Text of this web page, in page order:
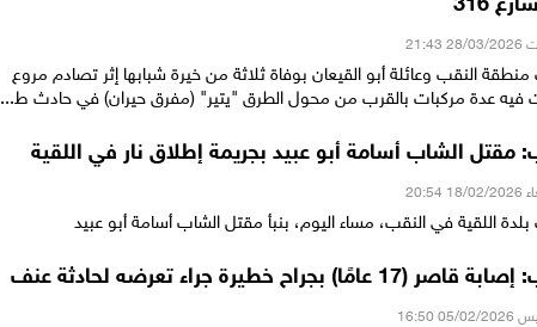
النقب وعائلة أبو القيعان بوفاة ثلاثة من خيرة شبابها إثر تصادم مروع
فيه عدة مركبات بالقرب من محول الطرق "يتير" (مفرق حيران) في حادث ط...
مقتل الشاب أسامة أبو عبيد بجريمة إطلاق نار في اللقية
20:54
اللقية في النقب، مساء اليوم، بنبأ مقتل الشاب أسامة أبو عبيد
(17 عامًا) بجراح خطيرة جراء تعرضه لحادثة عنف
16:50